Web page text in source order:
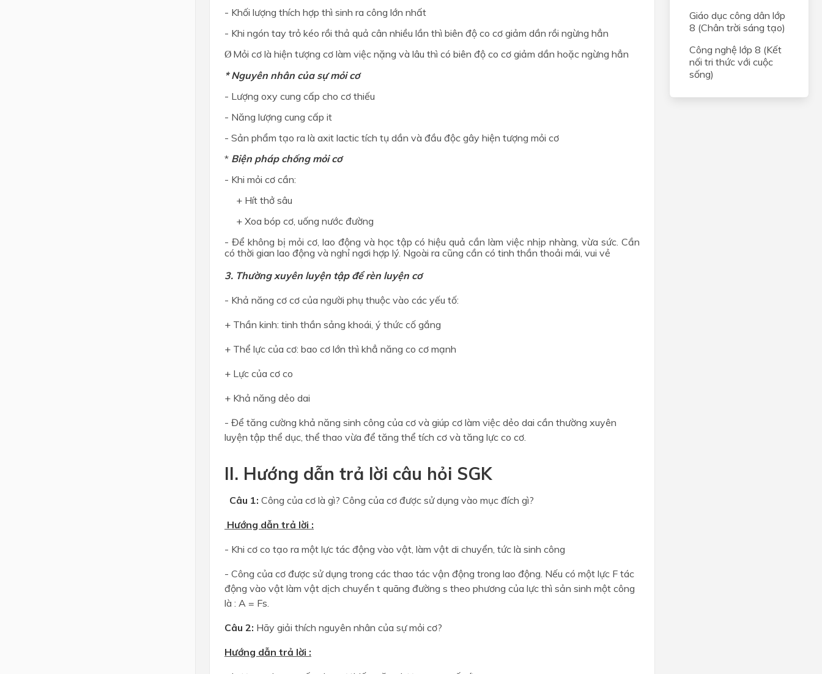
- Khối lượng thích hợp thì sinh ra công lớn nhất
- Khi ngón tay trỏ kéo rồi thả quả cân nhiều lần thì biên độ co cơ giảm dần rồi ngừng hẳn
Ø Mỏi cơ là hiện tượng cơ làm việc nặng và lâu thì có biên độ co cơ giảm dần hoặc ngừng hẳn
* Nguyên nhân của sự mỏi cơ
- Lượng oxy cung cấp cho cơ thiếu
- Năng lượng cung cấp it
- Sản phẩm tạo ra là axit lactic tích tụ dần và đầu độc gây hiện tượng mỏi cơ
* Biện pháp chống mỏi cơ
- Khi mỏi cơ cần:
+ Hít thở sâu
+ Xoa bóp cơ, uống nước đường
- Để không bị mỏi cơ, lao động và học tập có hiệu quả cần làm việc nhịp nhàng, vừa sức. Cần
có thời gian lao động và nghỉ ngơi hợp lý. Ngoài ra cũng cần có tinh thần thoải mái, vui vẻ
3. Thường xuyên luyện tập để rèn luyện cơ
- Khả năng cơ cơ của người phụ thuộc vào các yếu tố:
+ Thần kinh: tinh thần sảng khoái, ý thức cố gắng
+ Thể lực của cơ: bao cơ lớn thì khẳ năng co cơ mạnh
+ Lực của cơ co
+ Khả năng dẻo dai
- Để tăng cường khả năng sinh công của cơ và giúp cơ làm việc dẻo dai cần thường xuyên
luyện tập thể dục, thể thao vừa để tăng thể tích cơ và tăng lực co cơ.
II. Hướng dẫn trả lời câu hỏi SGK
Câu 1: Công của cơ là gì? Công của cơ được sử dụng vào mục đích gì?
Hướng dẫn trả lời :
- Khi cơ co tạo ra một lực tác động vào vật, làm vật di chuyển, tức là sinh công
- Công của cơ được sử dụng trong các thao tác vận động trong lao động. Nếu có một lực F tác
động vào vật làm vật dịch chuyển t quãng đường s theo phương của lực thì sản sinh một công
là : A = Fs.
Câu 2: Hãy giải thích nguyên nhân của sự mỏi cơ?
Hướng dẫn trả lời :
Giáo dục công dân lớp
8 (Chân trời sáng tạo)
Công nghệ lớp 8 (Kết
nối tri thức với cuộc
sống)